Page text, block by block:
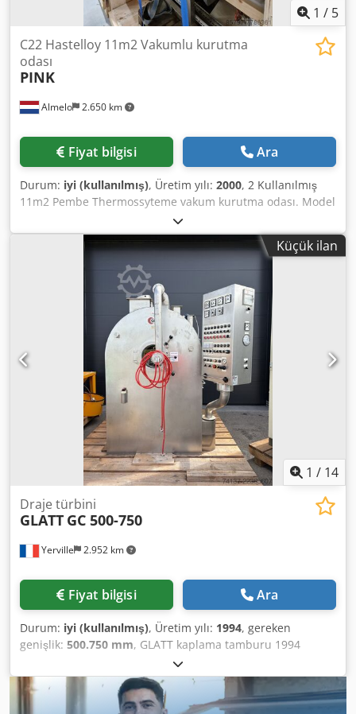
1 / 5
Almelo 2.650 km
C22 Hastelloy 11m2 Vakumlu kurutma
odası
PINK
Fiyat bilgisi Ara
Durum: iyi (kullanılmış), Üretim yılı: 2000, 2 Kullanılmış
11m2 Pembe Thermossyteme vakum kurutma odası. Model
650-650-120-5 Hastelloy C22, 5x 650mm x 650mm çekmece
temas alanı ile 3 bar için kalifiye. 120 mm üst boşluk, 700
mm geniş uç 775 mm derin x 700 mm yüksek. İç hazne
boyutları 95C'de -1/+1 bar için uygundur, WO#60070, fab#
20004677, 2000 yılından. Dcodpeiqx N Hjfx Acwsk
Küçük ilan
1 / 14
Yerville 2.952 km
Draje türbini
GLATT GC 500-750
Fiyat bilgisi Ara
Durum: iyi (kullanılmış), Üretim yılı: 1994, gereken
genişlik: 500.750 mm, GLATT kaplama tamburu 1994
model, değiştirilebilir tamburlu GC 750/500 tip kaplama
makinesi, patlamaya karşı güvenli (Ex) tasarımlı. Proses
ekipmanı: Glatt Coater GC 750 (sadece test amaçlı